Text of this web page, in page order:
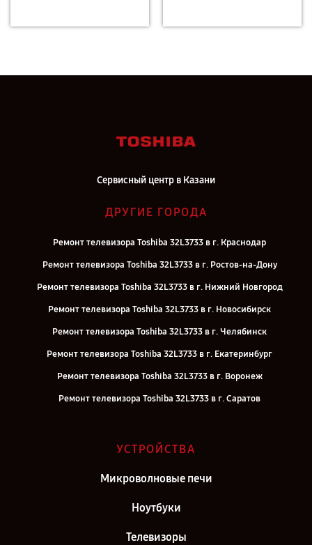
Сервисный центр в Казани
ДРУГИЕ ГОРОДА
Ремонт телевизора Toshiba 32L3733 в г. Краснодар
Ремонт телевизора Toshiba 32L3733 в г. Ростов-на-Дону
Ремонт телевизора Toshiba 32L3733 в г. Нижний Новгород
Ремонт телевизора Toshiba 32L3733 в г. Новосибирск
Ремонт телевизора Toshiba 32L3733 в г. Челябинск
Ремонт телевизора Toshiba 32L3733 в г. Екатеринбург
Ремонт телевизора Toshiba 32L3733 в г. Воронеж
Ремонт телевизора Toshiba 32L3733 в г. Саратов
Ремонт телевизора Toshiba 32L3733 в г. Киров
Ремонт телевизора Toshiba 32L3733 в г. Санкт-Петербург
УСТРОЙСТВА
Микроволновые печи
Ноутбуки
Телевизоры